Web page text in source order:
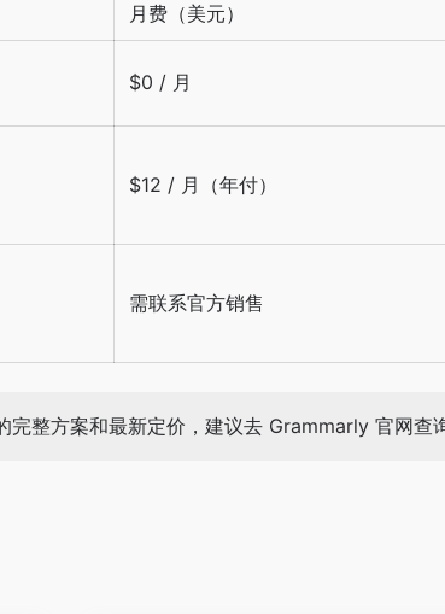
月费（美元）
$0 / 月
$12 / 月（年付）
需联系官方销售
完整方案和最新定价，建议去 Grammarly 官网查